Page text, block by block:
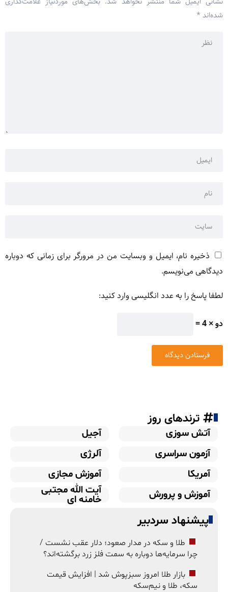
شده‌اند *
ذخیره نام، ایمیل و وبسایت من در مرورگر برای زمانی که دوباره
دیدگاهی می‌نویسم.
لطفا پاسخ را به عدد انگلیسی وارد کنید:
دو × 4 =
ترندهای روز
آتش سوزی
آجیل
آزمون سراسری
آلرژی
آمریکا
آموزش مجازی
آموزش و پرورش
آیت الله مجتبی
خامنه ای
پیشنهاد سردبیر
طلا و سکه در مدار صعود؛ دلار عقب نشست /
چرا سرمایه‌ها دوباره به سمت فلز زرد برگشته‌اند؟
بازار طلا امروز سبزپوش شد | افزایش قیمت
سکه، طلا و نیم‌سکه